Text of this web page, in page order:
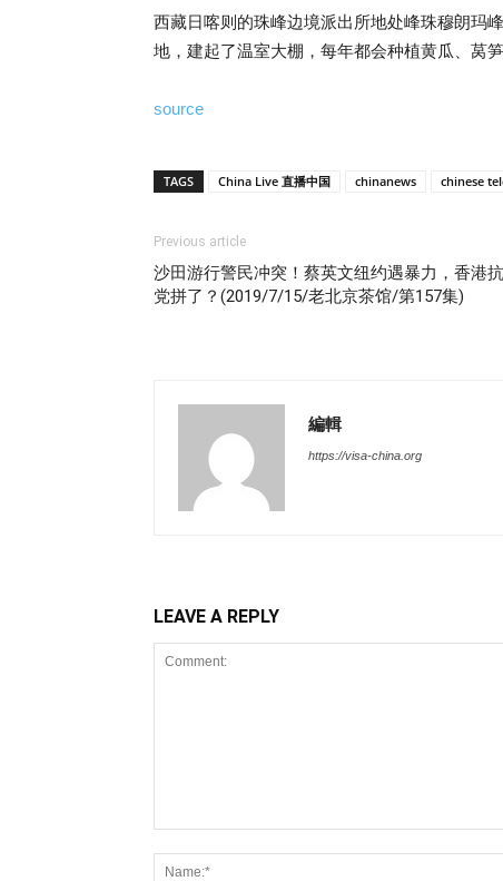
西藏日喀则的珠峰边境派出所地处峰珠穆朗玛
地，建起了温室大棚，每年都会种植黄瓜、莴
source
TAGS China Live 直播中国 chinanews chinese
Previous article
沙田游行警民冲突！蔡英文纽约遇暴力，香港
党拼了？(2019/7/15/老北京茶馆/第157集)
編輯
https://visa-china.org
LEAVE A REPLY